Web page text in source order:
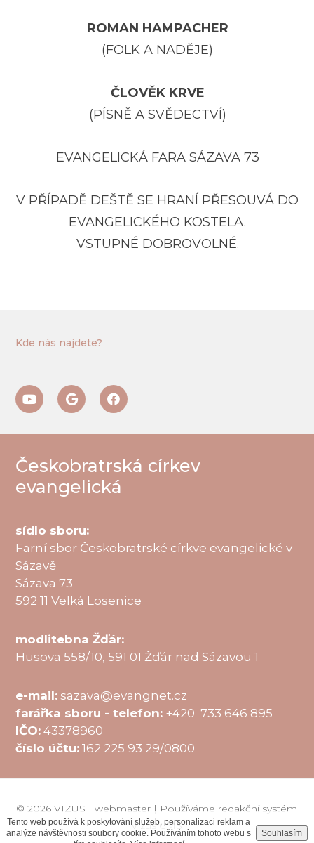
Tento web používá k poskytování služeb, personalizaci reklam a
analýze návštěvnosti soubory cookie. Používáním tohoto webu s
Souhlasím
ROMAN HAMPACHER
(FOLK A NADĚJE)
ČLOVĚK KRVE
(PÍSNĚ A SVĚDECTVÍ)
EVANGELICKÁ FARA SÁZAVA 73
V PŘÍPADĚ DEŠTĚ SE HRANÍ PŘESOUVÁ DO
EVANGELICKÉHO KOSTELA.
VSTUPNÉ DOBROVOLNÉ.
Kde nás najdete?
Českobratrská církev
evangelická
sídlo sboru:
Farní sbor Českobratrské církve evangelické v
Sázavě
Sázava 73
592 11 Velká Losenice
modlitebna Žďár:
Husova 558/10, 591 01 Žďár nad Sázavou 1
e-mail: sazava@evangnet.cz
farářka sboru - telefon: +420 733 646 895
IČO: 43378960
číslo účtu: 162 225 93 29/0800
© 2026 VIZUS | webmaster | Používáme redakční systém
Vizus CMS